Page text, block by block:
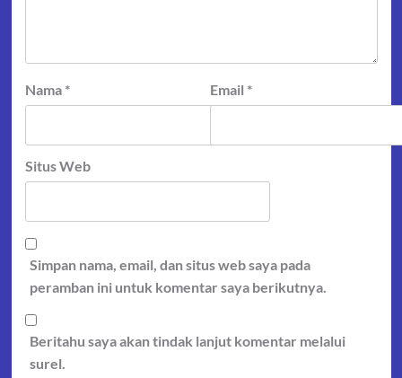
Nama * Email *
Situs Web
Simpan nama, email, dan situs web saya pada
peramban ini untuk komentar saya berikutnya.
Beritahu saya akan tindak lanjut komentar melalui
surel.